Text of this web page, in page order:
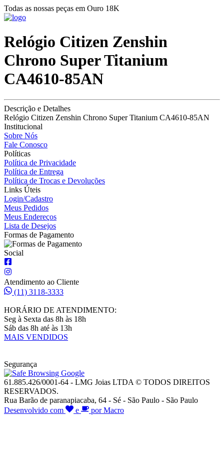
Todas as nossas peças em Ouro 18K
Relógio Citizen Zenshin
Chrono Super Titanium
CA4610-85AN
Descrição e Detalhes
Relógio Citizen Zenshin Chrono Super Titanium CA4610-85AN
Institucional
Sobre Nós
Fale Conosco
Políticas
Política de Privacidade
Política de Entrega
Política de Trocas e Devoluções
Links Úteis
Login/Cadastro
Meus Pedidos
Meus Endereços
Lista de Desejos
Formas de Pagamento
Social
Atendimento ao Cliente
(11) 3118-3333
HORÁRIO DE ATENDIMENTO:
Seg à Sexta das 8h às 18h
Sáb das 8h até às 13h
MAIS VENDIDOS
Segurança
61.885.426/0001-64 - LMG Joias LTDA © TODOS DIREITOS
RESERVADOS.
Rua Barão de paranapiacaba, 64 - Sé - São Paulo - São Paulo
Desenvolvido com
e por Macro